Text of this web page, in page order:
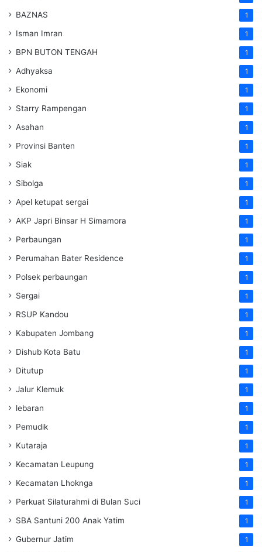
BAZNAS 1
Isman Imran 1
BPN BUTON TENGAH 1
Adhyaksa 1
Ekonomi 1
Starry Rampengan 1
Asahan 1
Provinsi Banten 1
Siak 1
Sibolga 1
Apel ketupat sergai 1
AKP Japri Binsar H Simamora 1
Perbaungan 1
Perumahan Bater Residence 1
Polsek perbaungan 1
Sergai 1
RSUP Kandou 1
Kabupaten Jombang 1
Dishub Kota Batu 1
Ditutup 1
Jalur Klemuk 1
lebaran 1
Pemudik 1
Kutaraja 1
Kecamatan Leupung 1
Kecamatan Lhoknga 1
Perkuat Silaturahmi di Bulan Suci 1
SBA Santuni 200 Anak Yatim 1
Gubernur Jatim 1